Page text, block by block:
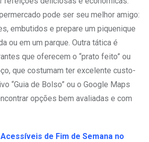
pode ser seu melhor amigo:
embutidos e prepare um piquenique
ou em um parque. Outra tática é
que oferecem o “prato feito” ou
que costumam ter excelente custo-
“Guia de Bolso” ou o Google Maps
opções bem avaliadas e com
de Fim de Semana no